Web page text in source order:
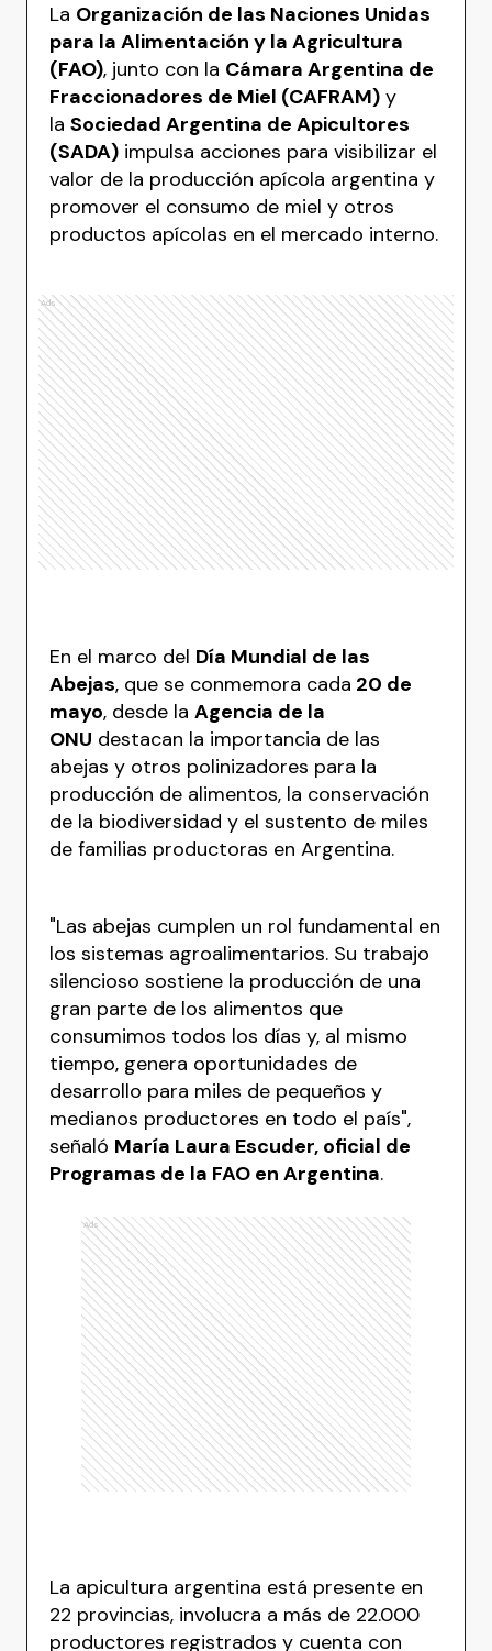
La Organización de las Naciones Unidas
para la Alimentación y la Agricultura
(FAO), junto con la Cámara Argentina de
Fraccionadores de Miel (CAFRAM) y
la Sociedad Argentina de Apicultores
(SADA) impulsa acciones para visibilizar el
valor de la producción apícola argentina y
promover el consumo de miel y otros
productos apícolas en el mercado interno.
Ads
En el marco del Día Mundial de las
Abejas, que se conmemora cada 20 de
mayo, desde la Agencia de la
ONU destacan la importancia de las
abejas y otros polinizadores para la
producción de alimentos, la conservación
de la biodiversidad y el sustento de miles
de familias productoras en Argentina.
"Las abejas cumplen un rol fundamental en
los sistemas agroalimentarios. Su trabajo
silencioso sostiene la producción de una
gran parte de los alimentos que
consumimos todos los días y, al mismo
tiempo, genera oportunidades de
desarrollo para miles de pequeños y
medianos productores en todo el país",
señaló María Laura Escuder, oficial de
Programas de la FAO en Argentina.
Ads
La apicultura argentina está presente en
22 provincias, involucra a más de 22.000
productores registrados y cuenta con